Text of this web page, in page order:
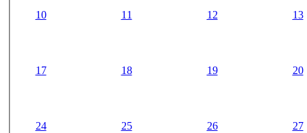
10 11 12 13
17 18 19 20
24 25 26 27